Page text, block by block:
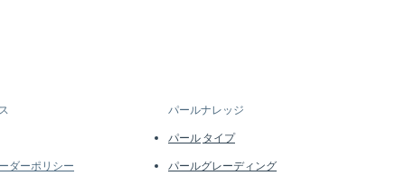
1.53 ct SI Quality
18k White Gold
ダーポリシー
パールナレッジ
パール タイプ
パールグレーディング